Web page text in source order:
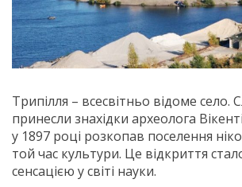
Трипілля – всесвітньо відоме село.
принесли знахідки археолога
у 1897 році розкопав поселення
той час культури. Це відкриття
сенсацією у світі науки.